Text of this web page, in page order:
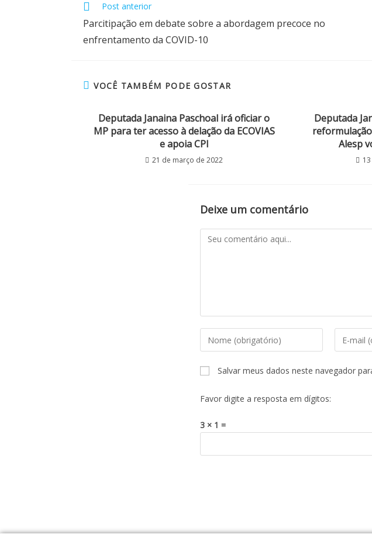
Post anterior
Parcitipação em debate sobre a abordagem precoce no
enfrentamento da COVID-10
VOCÊ TAMBÉM PODE GOSTAR
Deputada Janaina Paschoal irá oficiar o
MP para ter acesso à delação da ECOVIAS
e apoia CPI
21 de março de 2022
Deputada
Alesp
Deixe um comentário
Salvar meus dados neste navegador
Favor digite a resposta em dígitos:
3 × 1 =